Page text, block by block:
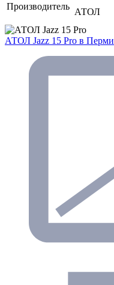
Производитель
АТОЛ
АТОЛ Jazz 15 Pro в Перми